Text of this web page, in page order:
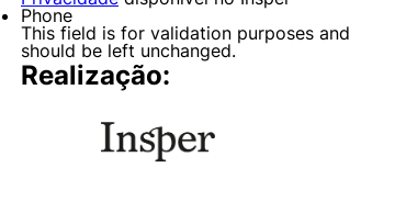
Phone
This field is for validation purposes and
should be left unchanged.
Realização: